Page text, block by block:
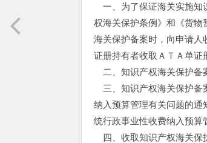
一、为了保证海关实施知
权海关保护条例》和《货物
海关保护备案时，向申请
证册持有者收取ＡＴＡ单证
二、知识产权海关保护备
三、知识产权海关保护备
纳入预算管理有关问题的通
统行政事业性收费纳入预算
四、收取知识产权海关保